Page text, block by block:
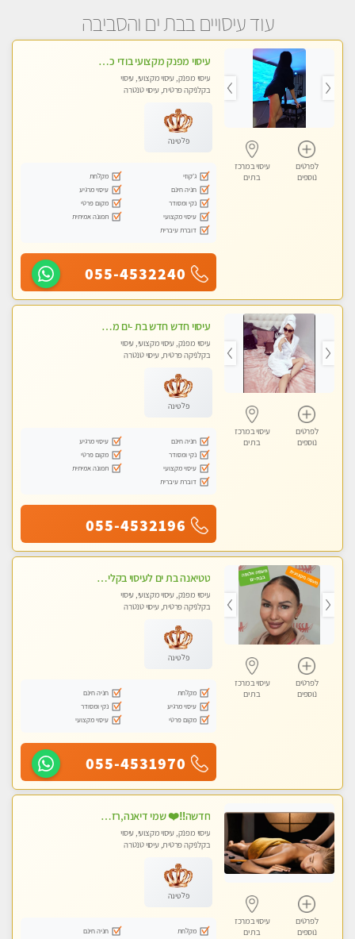
עוד עיסויים בבת ים והסביבה
לפרטים
נוספים
עיסוי במרכז
בת ים
עיסוי מפנק מקצועי בודי כפות רגליים+ טיפול בארבע ידיים מומלץ מאוד
עיסוי מפנק, עיסוי מקצועי, עיסוי
בקלניקה פרטית, עיסוי טנטרה
פלטינה
ג'קוזי
מקלחת
חניה חינם
עיסוי מרגיע
נקי ומסודר
מקום פרטי
עיסוי מקצועי
תמונה אמיתית
דוברת עיברית
055-4532240
לפרטים
נוספים
עיסוי במרכז
בת ים
עיסוי חדש חדש בת -ים מעסה חדשה איכותית במקום פרטי.
עיסוי מפנק, עיסוי מקצועי, עיסוי
בקלניקה פרטית, עיסוי טנטרה
פלטינה
חניה חינם
עיסוי מרגיע
נקי ומסודר
מקום פרטי
עיסוי מקצועי
תמונה אמיתית
דוברת עיברית
055-4532196
לפרטים
נוספים
עיסוי במרכז
בת ים
טטיאנה בת ים לעיסוי בקליניקה פרטית ומפוארת מאוד מקצועי - עיסוי שוודי וספורטיבי 0543577687
עיסוי מפנק, עיסוי מקצועי, עיסוי
בקלניקה פרטית, עיסוי טנטרה
פלטינה
מקלחת
חניה חינם
עיסוי מרגיע
נקי ומסודר
מקום פרטי
עיסוי מקצועי
055-4531970
לפרטים
נוספים
עיסוי במרכז
בת ים
חדשה‼️❤️ שמי דיאנה,רזה,מעסה מקצועית ואיכותית מומלץ!!!!
עיסוי מפנק, עיסוי מקצועי, עיסוי
בקלניקה פרטית, עיסוי טנטרה
פלטינה
מקלחת
חניה חינם